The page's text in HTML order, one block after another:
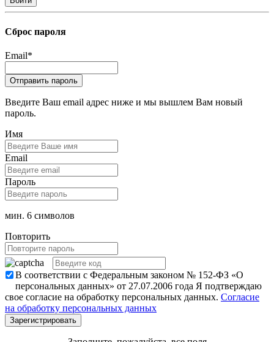
Сброс пароля
Email*
Введите Ваш email адрес ниже и мы вышлем Вам новый
пароль.
Имя
Email
Пароль
мин. 6 символов
Повторить
В соответствии с Федеральным законом № 152-ФЗ «О
персональных данных» от 27.07.2006 года Я подтверждаю
свое согласие на обработку персональных данных. Согласие
на обработку персональных данных